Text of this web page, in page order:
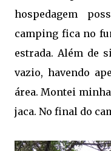
hospedagem
camping fica no
estrada. Além de
vazio, havendo
área. Montei
jaca. No final do